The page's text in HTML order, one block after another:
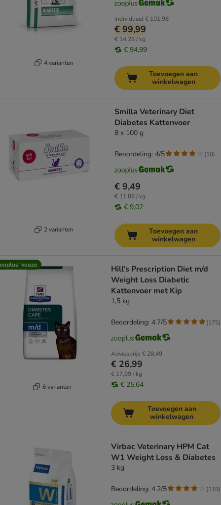
4 varianten
individueel€ 101,98
€ 99,99
€ 14,28 / kg
€ 94,99
Toevoegen aan
winkelwagen
2 varianten
Smilla Veterinary Diet
Diabetes Kattenvoer
8 x 100 g
€ 9,49
€ 11,86 / kg
€ 9,02
Beoordeling: 4/5 (10)
Toevoegen aan
winkelwagen
keuze
6 varianten
Hill's Prescription Diet m/d
Weight Loss Diabetic
Kattenvoer met Kip
1,5 kg
Adviesprijs € 28,49
€ 26,99
€ 17,99 / kg
€ 25,64
Beoordeling: 4.7/5 (175)
Toevoegen aan
winkelwagen
Virbac Veterinary HPM Cat
W1 Weight Loss & Diabetes
3 kg
Beoordeling: 4.2/5 (118)